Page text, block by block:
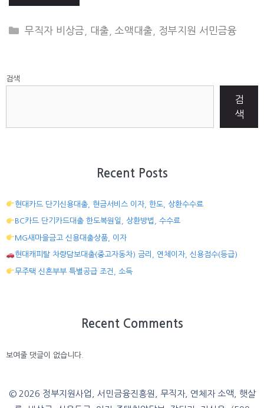
CATEGORIES
무직자 비상금 대출 소액대출 정부지원 서민금융
검색
검
색
Recent Posts
현대카드 단기신용대출, 현금서비스 이자, 한도, 상환수수료
BC카드 단기카드대출 한도복원일, 상환방법, 수수료
MG새마을금고 신용대출상품, 이자
현대캐피탈 차량담보대출(중고자동차) 금리, 연체이자, 신용점수(등급)
무주택 신혼부부 특별공급 조건, 소득
Recent Comments
보여줄 댓글이 없습니다.
© 2026 정부지원사업, 서민금융진흥원, 무직자, 연체자 소액, 햇살